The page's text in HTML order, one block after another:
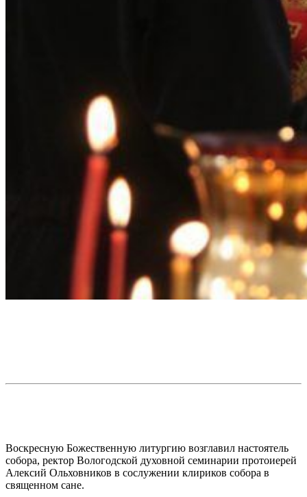
Воскресную Божественную литургию возглавил настоятель
собора, ректор Вологодской духовной семинарии протоиерей
Алексий Ольховников в сослужении клириков собора в
священном сане.